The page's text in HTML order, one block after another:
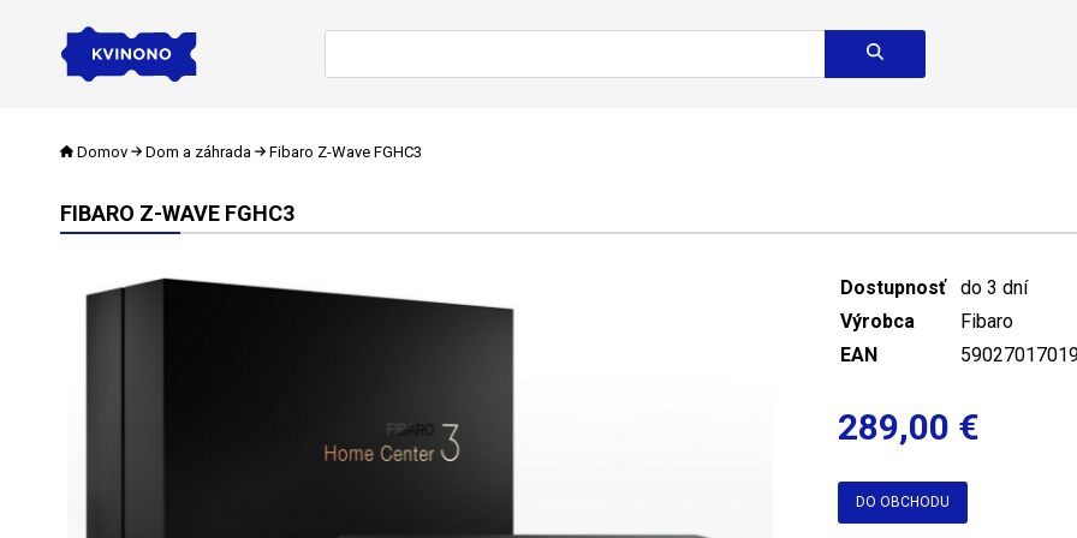
Domov Dom a záhrada Fibaro Z-Wave FGHC3
FIBARO Z-WAVE FGHC3
Dostupnosť
do 3 dní
Výrobca
Fibaro
EAN
289,00 €
DO OBCHODU